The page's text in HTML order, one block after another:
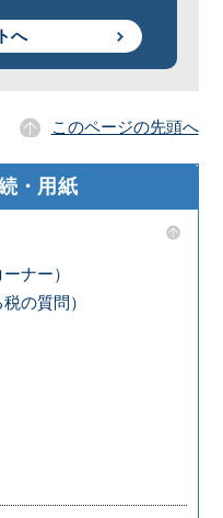
へ
このページの先頭へ
・用紙
ナー）
の質問）